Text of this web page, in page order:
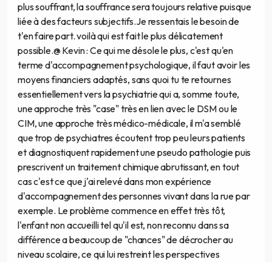
plus souffrant, la souffrance sera toujours relative puisque
liée à des facteurs subjectifs.Je ressentais le besoin de
t'en faire part. voilà qui est fait le plus délicatement
possible.@ Kevin : Ce qui me désole le plus, c'est qu'en
terme d'accompagnement psychologique, il faut avoir les
moyens financiers adaptés, sans quoi tu te retournes
essentiellement vers la psychiatrie qui a, somme toute,
une approche très "case" très en lien avec le DSM ou le
CIM, une approche très médico-médicale, il m'a semblé
que trop de psychiatres écoutent trop peu leurs patients
et diagnostiquent rapidement une pseudo pathologie puis
prescrivent un traitement chimique abrutissant, en tout
cas c'est ce que j'ai relevé dans mon expérience
d'accompagnement des personnes vivant dans la rue par
exemple. Le problème commence en effet très tôt,
l'enfant non accueilli tel qu'il est, non reconnu dans sa
différence a beaucoup de "chances" de décrocher au
niveau scolaire, ce qui lui restreint les perspectives